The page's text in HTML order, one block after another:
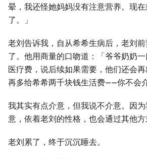
晕，我还怪她妈妈没有注意营养。现
了。」
老刘告诉我，自从希希生病后，老刘
了。他用商量的口吻道：「爷爷奶奶
医疗费，说后续如果需要，他们还会
再多给希希两千块钱生活费——你不会
我其实有点介意，但我说不介意。因
意，依着老刘的性格，也会通过其他方
老刘累了，终于沉沉睡去。